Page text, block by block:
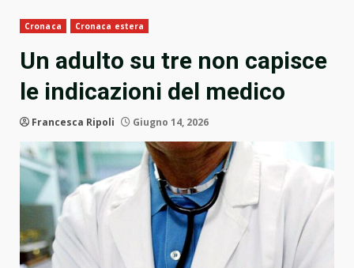
Cronaca Cronaca estera
Un adulto su tre non capisce
le indicazioni del medico
Francesca Ripoli Giugno 14, 2026